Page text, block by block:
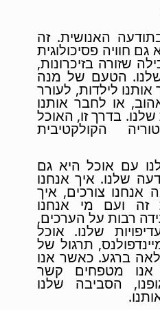
האנושית. זה
חוויה פסיכולוגית
שזורה בזיכרונות,
שלנו. הטעם של מנה
אותנו לילדות, לעורר
או לחבר אותנו
בדרך זו, האוכל
הקולקטיבית
עם אוכל היא גם
שלנו. איך אנחנו
אנחנו צורכים, איך
זה ועם מי אנחנו
רבות על הערכים,
שלנו. אוכל
תרגול של
ברגע. כאשר אנו
אנו מטפחים קשר
הסביבה שלנו